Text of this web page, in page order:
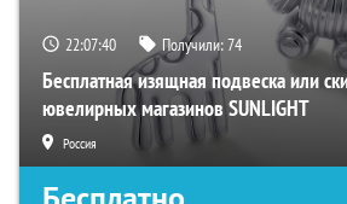
22:07:39 Получили:74
Бесплатная изящная подвеска или
ювелирных магазинов SUNLIGHT
Россия